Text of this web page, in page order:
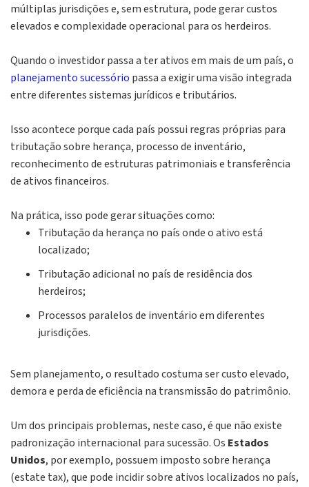
múltiplas jurisdições e, sem estrutura, pode gerar custos
elevados e complexidade operacional para os herdeiros.
Quando o investidor passa a ter ativos em mais de um país, o
planejamento sucessório passa a exigir uma visão integrada
entre diferentes sistemas jurídicos e tributários.
Isso acontece porque cada país possui regras próprias para
tributação sobre herança, processo de inventário,
reconhecimento de estruturas patrimoniais e transferência
de ativos financeiros.
Na prática, isso pode gerar situações como:
Tributação da herança no país onde o ativo está
localizado;
Tributação adicional no país de residência dos
herdeiros;
Processos paralelos de inventário em diferentes
jurisdições.
Sem planejamento, o resultado costuma ser custo elevado,
demora e perda de eficiência na transmissão do patrimônio.
Um dos principais problemas, neste caso, é que não existe
padronização internacional para sucessão. Os Estados
Unidos, por exemplo, possuem imposto sobre herança
(estate tax), que pode incidir sobre ativos localizados no país,